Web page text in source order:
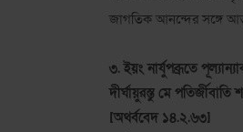
জাগতিক আনন্দের সঙ্গে
৩. ইয়ং নার্যুপব্রূতে
দীর্ঘায়ুরস্তু মে
[অথর্ববেদ ১৪.২.৬৩]